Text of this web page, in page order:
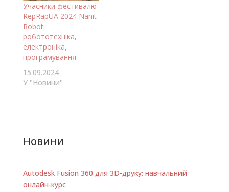
Учасники фестивалю
RepRapUA 2024 Nanit
Robot:
робототехніка,
електроніка,
програмування
15.09.2024
У "Новини"
Новини
Autodesk Fusion 360 для 3D-друку: навчальний
онлайн-курс